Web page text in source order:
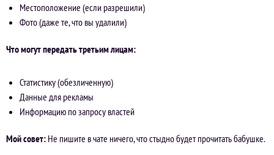
Местоположение (если разрешили)
Фото (даже те, что вы удалили)
Что могут передать третьим лицам:
Статистику (обезличенную)
Данные для рекламы
Информацию по запросу властей
Мой совет: Не пишите в чате ничего, что стыдно будет прочитать бабушке.